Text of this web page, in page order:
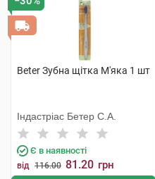
Beter Зубна щітка М'яка 1 шт
Індастріас Бетер С.А.
Є в наявності
від 116.00 81.20 грн